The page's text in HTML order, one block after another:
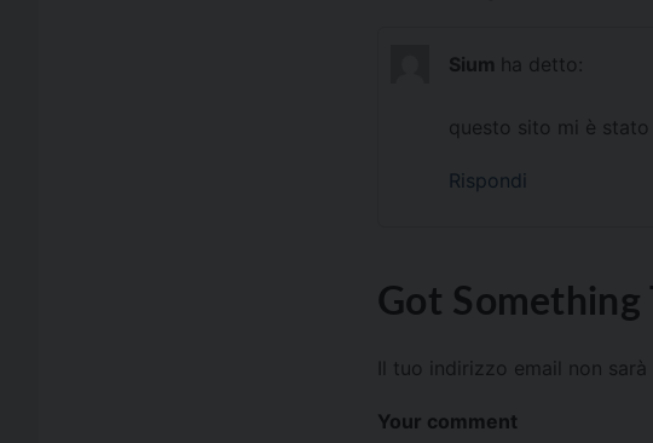
Sium ha detto:
questo sito mi è
Rispondi
Got Something
Il tuo indirizzo email non
Your comment